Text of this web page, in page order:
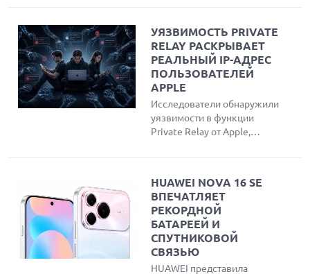
УЯЗВИМОСТЬ PRIVATE
RELAY РАСКРЫВАЕТ
РЕАЛЬНЫЙ IP-АДРЕС
ПОЛЬЗОВАТЕЛЕЙ
APPLE
Исследователи обнаружили
уязвимости в функции
Private Relay от Apple,
IP-адрес пользователей
Safari. Эксперты создали
инструмент для проверки
утечки данных и объяснили
причины публичного
разглашения проблемы
вместо обращения в
HUAWEI NOVA 16 SE
ВПЕЧАТЛЯЕТ
РЕКОРДНОЙ
БАТАРЕЕЙ И
СПУТНИКОВОЙ
СВЯЗЬЮ
HUAWEI представила